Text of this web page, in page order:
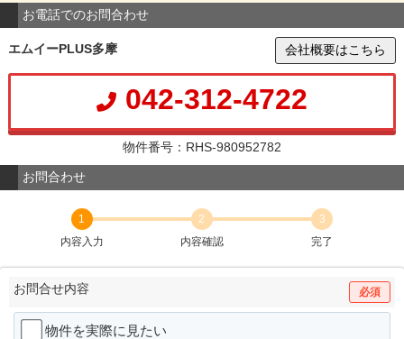
お電話でのお問合わせ
エムイーPLUS多摩 会社概要はこちら
042-312-4722
物件番号：RHS-980952782
お問合わせ
1
内容入力
2
内容確認
3
完了
お問合せ内容 必須
物件を実際に見たい